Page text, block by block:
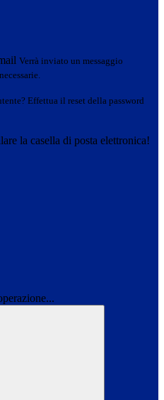
Verrà inviato un messaggio
Effettua il reset della password
la casella di posta elettronica!